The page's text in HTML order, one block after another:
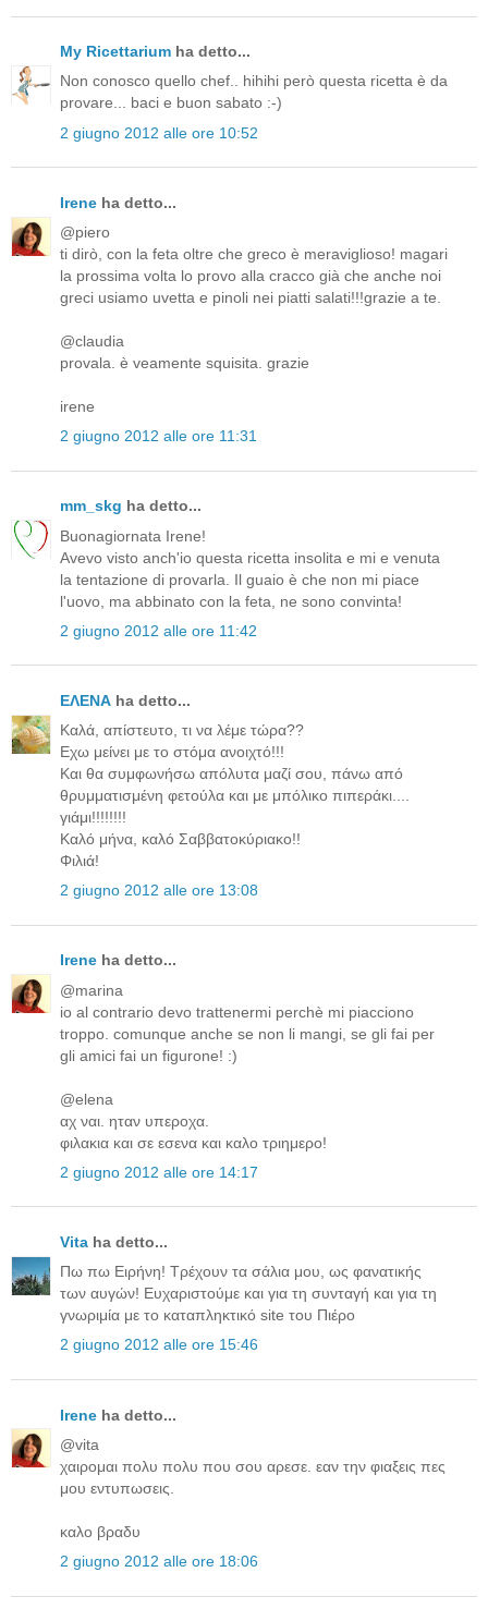
My Ricettarium ha detto...
Non conosco quello chef.. hihihi però questa ricetta è da
provare... baci e buon sabato :-)
2 giugno 2012 alle ore 10:52
Irene ha detto...
@piero
ti dirò, con la feta oltre che greco è meraviglioso! magari
la prossima volta lo provo alla cracco già che anche noi
greci usiamo uvetta e pinoli nei piatti salati!!!grazie a te.
@claudia
provala. è veamente squisita. grazie
irene
2 giugno 2012 alle ore 11:31
mm_skg ha detto...
Buonagiornata Irene!
Avevo visto anch'io questa ricetta insolita e mi e venuta
la tentazione di provarla. Il guaio è che non mi piace
l'uovo, ma abbinato con la feta, ne sono convinta!
2 giugno 2012 alle ore 11:42
ΕΛΕΝΑ ha detto...
Καλά, απίστευτο, τι να λέμε τώρα??
Εχω μείνει με το στόμα ανοιχτό!!!
Και θα συμφωνήσω απόλυτα μαζί σου, πάνω από
θρυμματισμένη φετούλα και με μπόλικο πιπεράκι....
γιάμι!!!!!!!!
Καλό μήνα, καλό Σαββατοκύριακο!!
Φιλιά!
2 giugno 2012 alle ore 13:08
Irene ha detto...
@marina
io al contrario devo trattenermi perchè mi piacciono
troppo. comunque anche se non li mangi, se gli fai per
gli amici fai un figurone! :)
@elena
αχ ναι. ηταν υπεροχα.
φιλακια και σε εσενα και καλο τριημερο!
2 giugno 2012 alle ore 14:17
Vita ha detto...
Πω πω Ειρήνη! Τρέχουν τα σάλια μου, ως φανατικής
των αυγών! Ευχαριστούμε και για τη συνταγή και για τη
γνωριμία με το καταπληκτικό site του Πιέρο
2 giugno 2012 alle ore 15:46
Irene ha detto...
@vita
χαιρομαι πολυ πολυ που σου αρεσε. εαν την φιαξεις πες
μου εντυπωσεις.
καλο βραδυ
2 giugno 2012 alle ore 18:06